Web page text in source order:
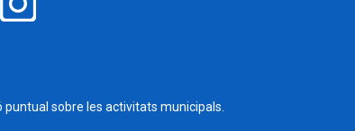
sobre les activitats municipals.